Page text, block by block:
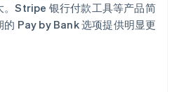
。Stripe 银行付款工具等产品简
Pay by Bank 选项提供明显更